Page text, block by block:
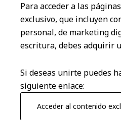
Para acceder a las
exclusivo, que incluyen
personal, de marketing
escritura, debes adquirir
Si deseas unirte puedes
siguiente enlace:
Acceder al contenido